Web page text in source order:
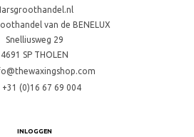
van de BENELUX
Snelliusweg 29
4691 SP THOLEN
+31 (0)16 67 69 004
INLOGGEN